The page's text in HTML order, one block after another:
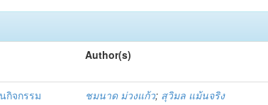
Author(s)
กิจกรรม
ชมนาด ม่วงแก้ว; สุวิมล แม้นจริง